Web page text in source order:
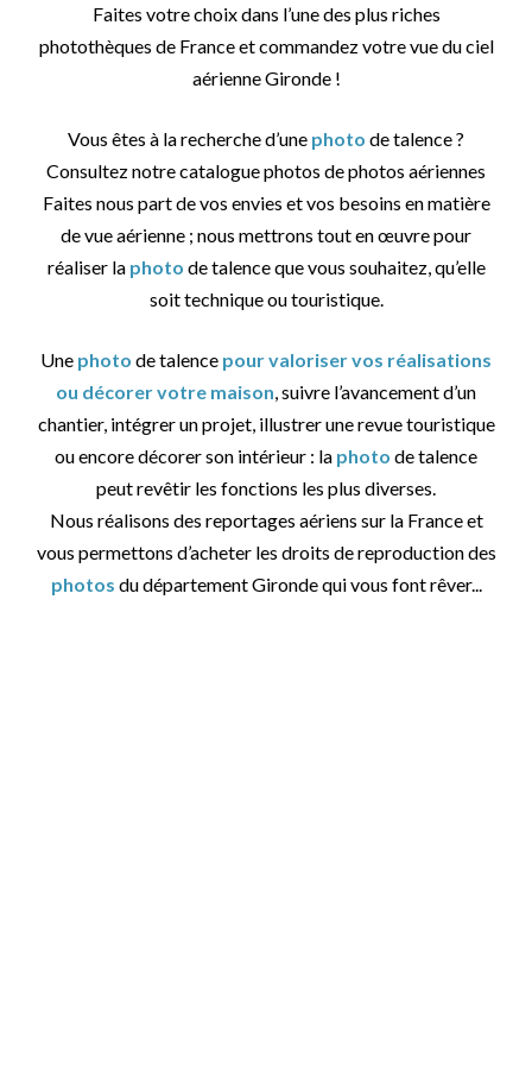
Faites votre choix dans l’une des plus riches
photothèques de France et commandez votre vue du ciel
aérienne Gironde !
Vous êtes à la recherche d’une photo de talence ?
Consultez notre catalogue photos de photos aériennes
Faites nous part de vos envies et vos besoins en matière
de vue aérienne ; nous mettrons tout en œuvre pour
réaliser la photo de talence que vous souhaitez, qu’elle
soit technique ou touristique.
Une photo de talence pour valoriser vos réalisations
ou décorer votre maison , suivre l’avancement d’un
chantier, intégrer un projet, illustrer une revue touristique
ou encore décorer son intérieur : la photo de talence
peut revêtir les fonctions les plus diverses.
Nous réalisons des reportages aériens sur la France et
vous permettons d’acheter les droits de reproduction des
photos du département Gironde qui vous font rêver...